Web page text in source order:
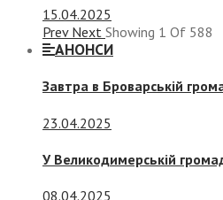
15.04.2025
Prev Next Showing 1 Of 588
АНОНСИ
Завтра в Броварській
23.04.2025
У Великодимерській
08.04.2025